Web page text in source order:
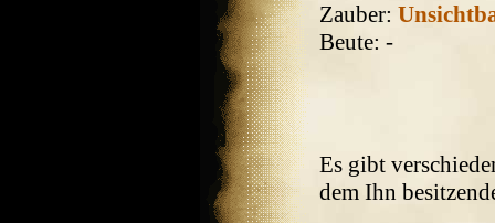
Zauber:
Beute: -
Es gibt
dem Ihn